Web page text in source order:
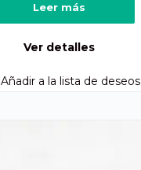
Leer más
Ver detalles
Añadir a la lista de deseos